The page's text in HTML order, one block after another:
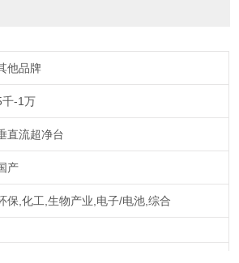
他品牌
千-1万
直流超净台
产
保,化工,生物产业,电子/电池,综合